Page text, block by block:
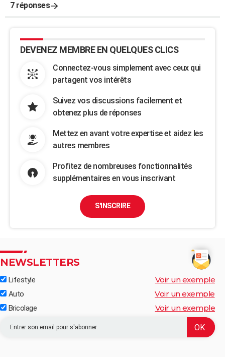
7 réponses
DEVENEZ MEMBRE EN QUELQUES CLICS
Connectez-vous simplement avec ceux qui
partagent vos intérêts
Suivez vos discussions facilement et
obtenez plus de réponses
Mettez en avant votre expertise et aidez les
autres membres
Profitez de nombreuses fonctionnalités
supplémentaires en vous inscrivant
S'INSCRIRE
NEWSLETTERS
Lifestyle Voir un exemple
Auto Voir un exemple
Bricolage Voir un exemple